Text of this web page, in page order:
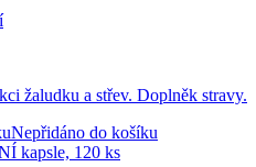
žaludku a střev. Doplněk stravy.
Nepřidáno do košíku